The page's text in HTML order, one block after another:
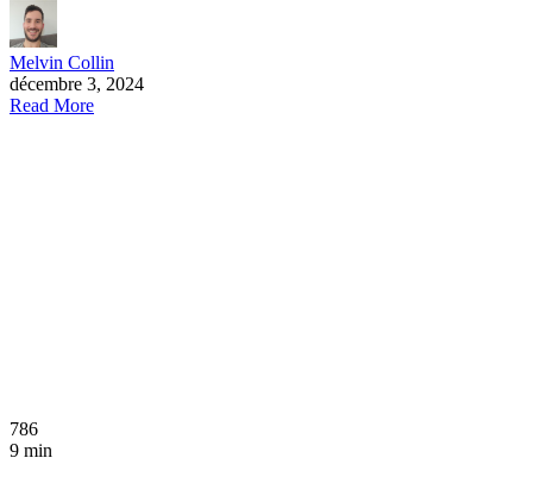
Melvin Collin
décembre 3, 2024
Read More
786
9 min